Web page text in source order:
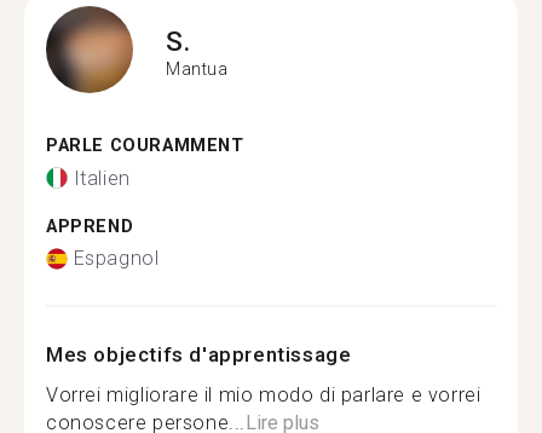
S.
Mantua
PARLE COURAMMENT
Italien
APPREND
Espagnol
Mes objectifs d'apprentissage
Vorrei migliorare il mio modo di parlare e vorrei
conoscere persone...Lire plus